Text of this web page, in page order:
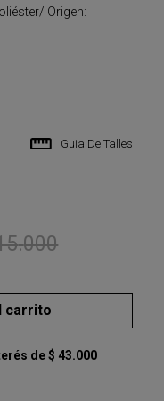
Origen:
Guia De Talles
.000
carrito
de $ 43.000